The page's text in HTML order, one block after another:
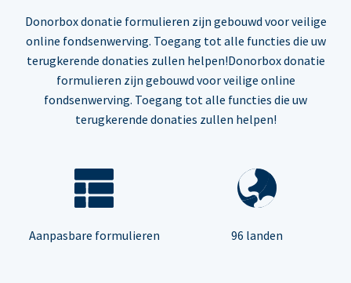
Donorbox donatie formulieren zijn gebouwd voor veilige
online fondsenwerving. Toegang tot alle functies die uw
terugkerende donaties zullen helpen!Donorbox donatie
formulieren zijn gebouwd voor veilige online
fondsenwerving. Toegang tot alle functies die uw
terugkerende donaties zullen helpen!
Aanpasbare formulieren 96 landen